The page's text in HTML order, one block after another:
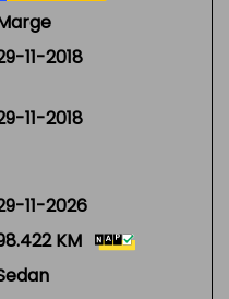
11-2018
11-2018
11-2026
KM